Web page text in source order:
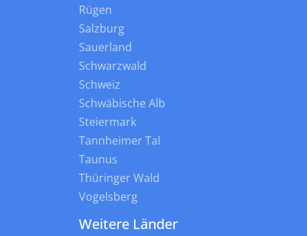
Rügen
Salzburg
Sauerland
Schwarzwald
Schweiz
Schwäbische Alb
Steiermark
Tannheimer Tal
Taunus
Thüringer Wald
Vogelsberg
Weitere Länder